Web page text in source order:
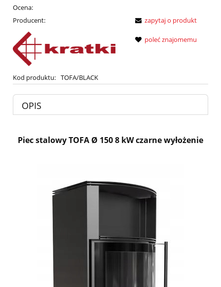
Ocena:
Producent:
Kod produktu: TOFA/BLACK
zapytaj o produkt
poleć znajomemu
OPIS
Piec stalowy TOFA Ø 150 8 kW czarne wyłożenie